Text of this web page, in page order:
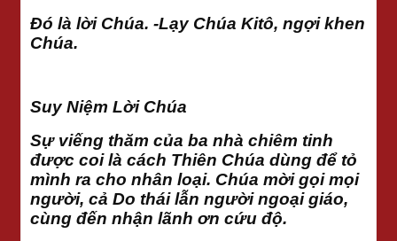
Đó là lời Chúa. -Lạy Chúa Kitô, ngợi khen
Chúa.
Suy Niệm Lời Chúa
Sự viếng thăm của ba nhà chiêm tinh
được coi là cách Thiên Chúa dùng để tỏ
mình ra cho nhân loại. Chúa mời gọi mọi
người, cả Do thái lẫn người ngoại giáo,
cùng đến nhận lãnh ơn cứu độ.